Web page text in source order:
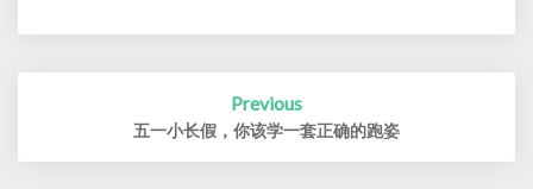
Previous
五一小长假，你该学一套正确的跑姿